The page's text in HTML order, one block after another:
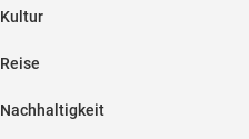
Kultur
Reise
Nachhaltigkeit